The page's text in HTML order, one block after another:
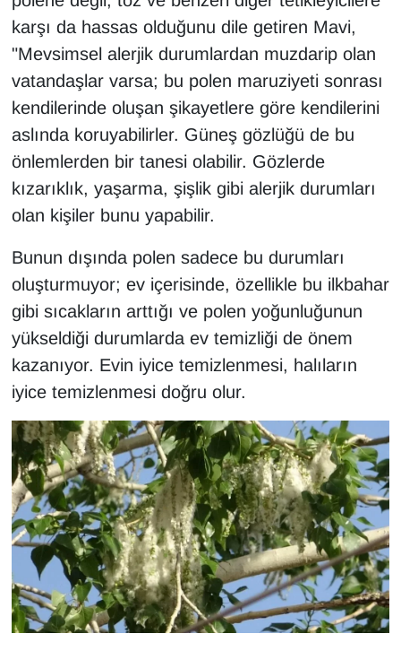
karşı da hassas olduğunu dile getiren Mavi,
"Mevsimsel alerjik durumlardan muzdarip olan
vatandaşlar varsa; bu polen maruziyeti sonrası
kendilerinde oluşan şikayetlere göre kendilerini
aslında koruyabilirler. Güneş gözlüğü de bu
önlemlerden bir tanesi olabilir. Gözlerde
kızarıklık, yaşarma, şişlik gibi alerjik durumları
olan kişiler bunu yapabilir.
Bunun dışında polen sadece bu durumları
oluşturmuyor; ev içerisinde, özellikle bu ilkbahar
gibi sıcakların arttığı ve polen yoğunluğunun
yükseldiği durumlarda ev temizliği de önem
kazanıyor. Evin iyice temizlenmesi, halıların
iyice temizlenmesi doğru olur.